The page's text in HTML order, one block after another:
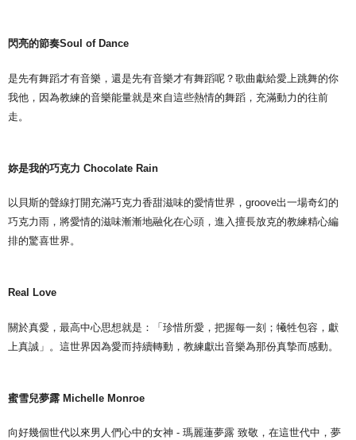
閃亮的節奏Soul of Dance
是先有舞蹈才有音樂，還是先有音樂才有舞蹈呢？歌曲獻給愛上跳舞的你
我他，因為教練的音樂能量就是來自這些熱情的舞蹈，充滿動力的往前
走。
妳是我的巧克力 Chocolate Rain
以貝斯的聲線打開充滿巧克力香甜滋味的愛情世界，groove出一場奇幻的
巧克力雨，將愛情的滋味漸漸地融化在心頭，進入擅長放克的教練精心編
排的驚喜世界。
Real Love
關於真愛，最高中心思想就是：「珍惜所愛，把握每一刻；犧牲包容，獻
上真誠」。這世界因為愛而持續轉動，教練獻出音樂為那份真摯而感動。
蜜雪兒夢露 Michelle Monroe
向好幾個世代以來男人們心中的女神 - 瑪麗蓮夢露 致敬，在這世代中，夢